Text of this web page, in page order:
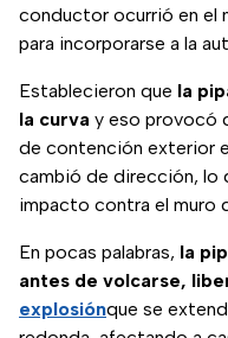
conductor ocurrió en el
para incorporarse a la
Establecieron que la
la curva y eso provocó
de contención exterior
cambió de dirección, lo
impacto contra el muro
En pocas palabras, la
antes de volcarse,
explosiónque se